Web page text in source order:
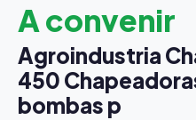
A convenir
Agroindustria
450
bombas p